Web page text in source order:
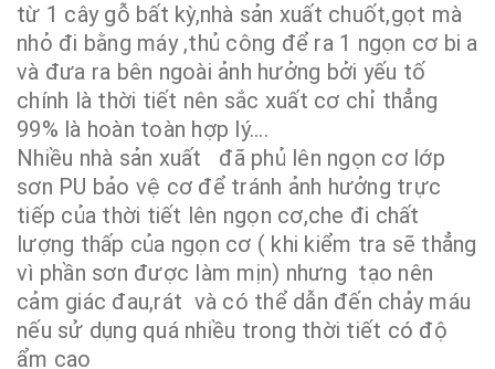
từ 1 cây gỗ bất kỳ,nhà sản xuất chuốt,gọt mà
nhỏ đi bằng máy ,thủ công để ra 1 ngọn cơ bi a
và đưa ra bên ngoài ảnh hưởng bởi yếu tố
chính là thời tiết nên sắc xuất cơ chỉ thẳng
99% là hoàn toàn hợp lý....
Nhiều nhà sản xuất đã phủ lên ngọn cơ lớp
sơn PU bảo vệ cơ để tránh ảnh hưởng trực
tiếp của thời tiết lên ngọn cơ,che đi chất
lượng thấp của ngọn cơ ( khi kiểm tra sẽ thẳng
vì phần sơn được làm mịn) nhưng tạo nên
cảm giác đau,rát và có thể dẫn đến chảy máu
nếu sử dụng quá nhiều trong thời tiết có độ
ẩm cao